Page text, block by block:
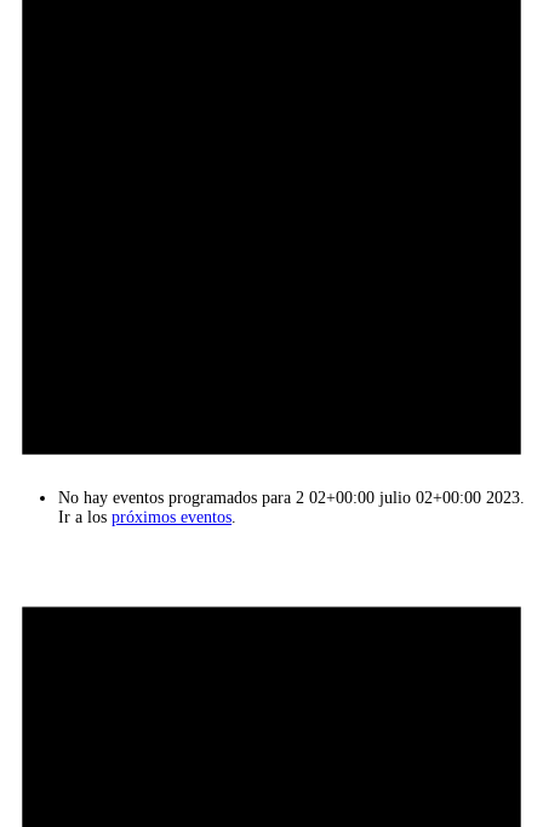
No hay eventos programados para 2 02+00:00 julio 02+00:00 2023.
Ir a los próximos eventos